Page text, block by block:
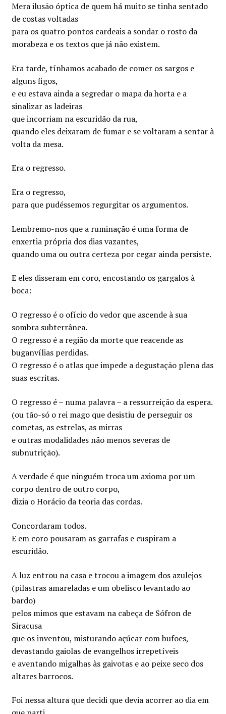
Mera ilusão óptica de quem há muito se tinha sentado
de costas voltadas
para os quatro pontos cardeais a sondar o rosto da
morabeza e os textos que já não existem.
Era tarde, tínhamos acabado de comer os sargos e
alguns figos,
e eu estava ainda a segredar o mapa da horta e a
sinalizar as ladeiras
que incorriam na escuridão da rua,
quando eles deixaram de fumar e se voltaram a sentar à
volta da mesa.
Era o regresso.
Era o regresso,
para que pudéssemos regurgitar os argumentos.
Lembremo-nos que a ruminação é uma forma de
enxertia própria dos dias vazantes,
quando uma ou outra certeza por cegar ainda persiste.
E eles disseram em coro, encostando os gargalos à
boca:
O regresso é o ofício do vedor que ascende à sua
sombra subterrânea.
O regresso é a região da morte que reacende as
buganvílias perdidas.
O regresso é o atlas que impede a degustação plena das
suas escritas.
O regresso é – numa palavra – a ressurreição da espera.
(ou tão-só o rei mago que desistiu de perseguir os
cometas, as estrelas, as mirras
e outras modalidades não menos severas de
subnutrição).
A verdade é que ninguém troca um axioma por um
corpo dentro de outro corpo,
dizia o Horácio da teoria das cordas.
Concordaram todos.
E em coro pousaram as garrafas e cuspiram a
escuridão.
A luz entrou na casa e trocou a imagem dos azulejos
(pilastras amareladas e um obelisco levantado ao
bardo)
pelos mimos que estavam na cabeça de Sófron de
Siracusa
que os inventou, misturando açúcar com bufões,
devastando gaiolas de evangelhos irrepetíveis
e aventando migalhas às gaivotas e ao peixe seco dos
altares barrocos.
Foi nessa altura que decidi que devia acorrer ao dia em